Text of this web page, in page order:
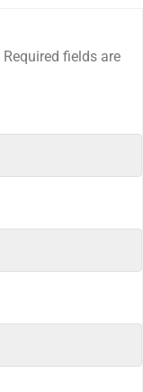
Required fields are